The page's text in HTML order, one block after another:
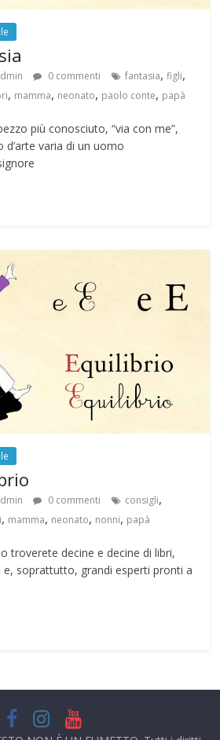
0 commenti fantasia,figli,
, mamma, neonato, paolo conte, papà
più conosciuto, “via con me”,
d’arte varia di un uomo
0 commenti consigli,
, mamma, neonato, nonni, papà
troverete decine e decine di libri,
soprattutto, grandi esperti pronti a